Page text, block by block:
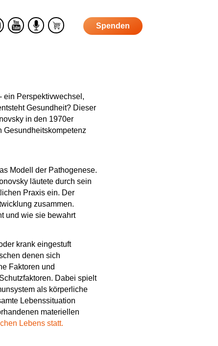
Spenden
u
b
e
a
st
ein Perspektivwechsel,
Gesundheit? Dieser
in den 1970er
Gesundheitskompetenz
Modell der Pathogenese.
läutete durch sein
Praxis ein. Der
zusammen.
und wie sie bewahrt
krank eingestuft
denen sich
Faktoren und
Dabei spielt
als körperliche
Lebenssituation
materiellen
Lebens statt.